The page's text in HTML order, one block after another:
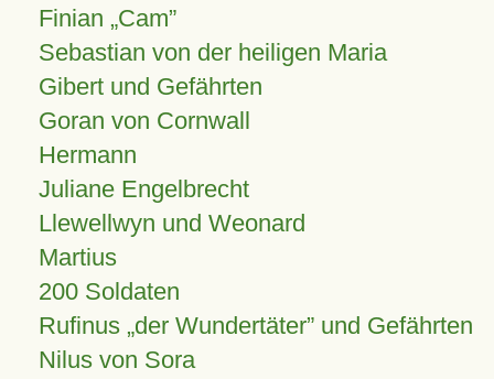
Finian Cam
Sebastian von der heiligen Maria
Gibert und Gefährten
Goran von Cornwall
Hermann
Juliane Engelbrecht
Llewellwyn und Weonard
Martius
200 Soldaten
Rufinus „der Wundertäter” und Gefährten
Nilus von Sora